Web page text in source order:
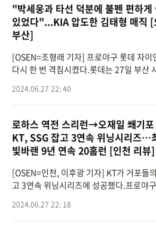
"박세웅과 타선 덕분에 불펜 편하게
있었다"...KIA 압도한 김태형 매직
부산]
[OSEN=조형래 기자] 프로야구 롯데 자
다시 한 번 격침시켰다.롯데는 27일 부산
이로써 롯데는 K
2024.06.27 22: 40
로하스 역전 스리런→오재일 쐐기
KT, SSG 잡고 3연속 위닝시리즈…
빛바랜 9년 연속 20홈런 [인천 리뷰]
[OSEN=인천, 이후광 기자] KT가 거포들
고 3연속 위닝시리즈에 성공했다.프로야
즌 9차전에서 16-8완승을 거뒀다.KT
2024.06.27 22: 18